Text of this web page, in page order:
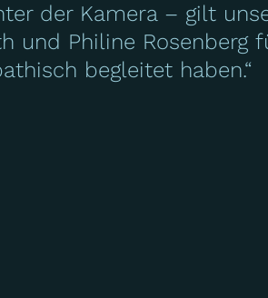
der Kamera – gilt
und Philine Rosenberg
begleitet haben.“